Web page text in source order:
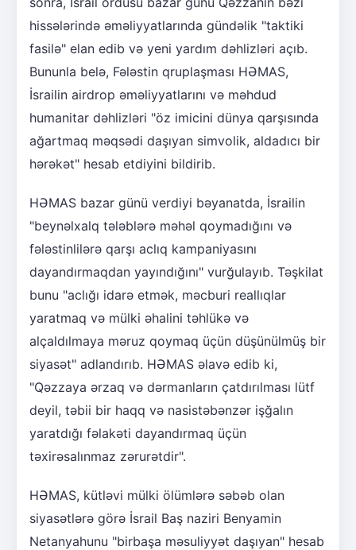
hissələrində əməliyyatlarında gündəlik "taktiki
fasilə" elan edib və yeni yardım dəhlizləri açıb.
Bununla belə, Fələstin qruplaşması HƏMAS,
İsrailin airdrop əməliyyatlarını və məhdud
humanitar dəhlizləri "öz imicini dünya qarşısında
ağartmaq məqsədi daşıyan simvolik, aldadıcı bir
hərəkət" hesab etdiyini bildirib.
HƏMAS bazar günü verdiyi bəyanatda, İsrailin
"beynəlxalq tələblərə məhəl qoymadığını və
fələstinlilərə qarşı aclıq kampaniyasını
dayandırmaqdan yayındığını" vurğulayıb. Təşkilat
bunu "aclığı idarə etmək, məcburi reallıqlar
yaratmaq və mülki əhalini təhlükə və
alçaldılmaya məruz qoymaq üçün düşünülmüş bir
siyasət" adlandırıb. HƏMAS əlavə edib ki,
"Qəzzaya ərzaq və dərmanların çatdırılması lütf
deyil, təbii bir haqq və nasistəbənzər işğalın
yaratdığı fəlakəti dayandırmaq üçün
təxirəsalınmaz zərurətdir".
HƏMAS, kütləvi mülki ölümlərə səbəb olan
siyasətlərə görə İsrail Baş naziri Benyamin
Netanyahunu "birbaşa məsuliyyət daşıyan" hesab